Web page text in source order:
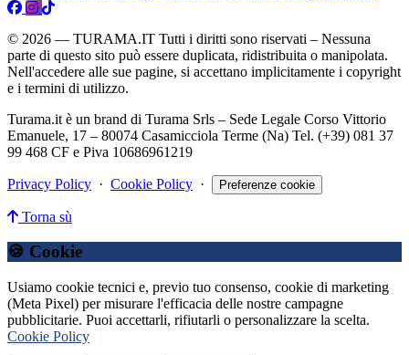
© 2026 — TURAMA.IT Tutti i diritti sono riservati – Nessuna
parte di questo sito può essere duplicata, ridistribuita o manipolata.
Nell'accedere alle sue pagine, si accettano implicitamente i copyright
e i termini di utilizzo.
Turama.it è un brand di Turama Srls – Sede Legale Corso Vittorio
Emanuele, 17 – 80074 Casamicciola Terme (Na) Tel. (+39) 081 37
99 468 CF e Piva 10686961219
Privacy Policy · Cookie Policy · Preferenze cookie
Torna sù
🍪 Cookie
Usiamo cookie tecnici e, previo tuo consenso, cookie di marketing
(Meta Pixel) per misurare l'efficacia delle nostre campagne
pubblicitarie. Puoi accettarli, rifiutarli o personalizzare la scelta.
Cookie Policy